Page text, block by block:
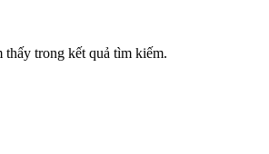
trong kết quả tìm kiếm.